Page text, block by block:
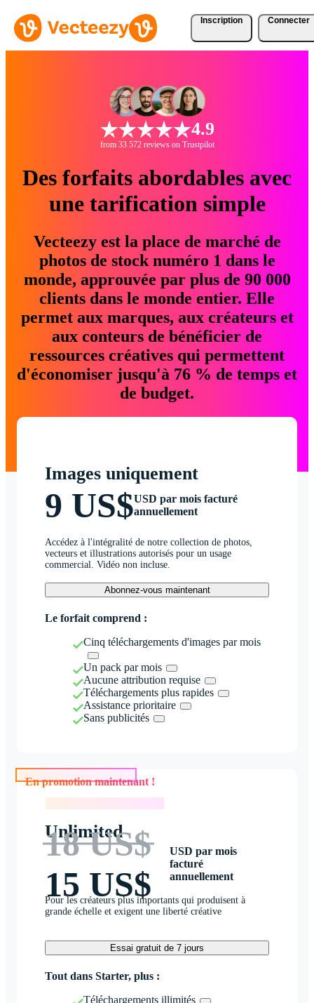
Inscription Connecter
4.9
from 33 572 reviews on Trustpilot
Des forfaits abordables avec
une tarification simple
Vecteezy est la place de marché de
photos de stock numéro 1 dans le
monde, approuvée par plus de 90 000
clients dans le monde entier. Elle
permet aux marques, aux créateurs et
aux conteurs de bénéficier de
ressources créatives qui permettent
d'économiser jusqu'à 76 % de temps et
de budget.
Images uniquement
9 US$USD par mois facturé
annuellement
Accédez à l'intégralité de notre collection de photos,
vecteurs et illustrations autorisés pour un usage
commercial. Vidéo non incluse.
Abonnez-vous maintenant
Le forfait comprend :
Cinq téléchargements d'images par mois
Un pack par mois
Aucune attribution requise
Téléchargements plus rapides
Assistance prioritaire
Sans publicités
En promotion maintenant !
Unlimited
18 US$
15 US$
USD par mois
facturé
annuellement
Pour les créateurs plus importants qui produisent à
grande échelle et exigent une liberté créative
Essai gratuit de 7 jours
Tout dans Starter, plus :
Téléchargements illimités